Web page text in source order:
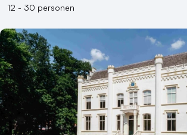
12 - 30 personen